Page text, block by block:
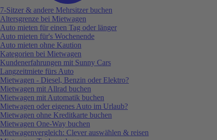
7-Sitzer & andere Mehrsitzer buchen
Altersgrenze bei Mietwagen
Auto mieten für einen Tag oder länger
Auto mieten für's Wochenende
Auto mieten ohne Kaution
Kategorien bei Mietwagen
Kundenerfahrungen mit Sunny Cars
Langzeitmiete fürs Auto
Mietwagen - Diesel, Benzin oder Elektro?
Mietwagen mit Allrad buchen
Mietwagen mit Automatik buchen
Mietwagen oder eigenes Auto im Urlaub?
Mietwagen ohne Kreditkarte buchen
Mietwagen One-Way buchen
Mietwagenvergleich: Clever auswählen & reisen